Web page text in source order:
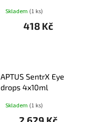
Skladem (1 ks)
418 Kč
APTUS SentrX Eye
drops 4x10ml
Skladem (1 ks)